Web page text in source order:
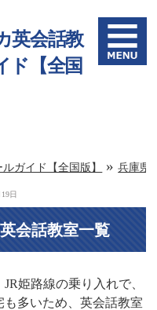
英会話教
ド【全国
ガイド【全国版】 »兵庫県
日
会話教室一覧
姫路線の乗り入れで、
多いため、英会話教室